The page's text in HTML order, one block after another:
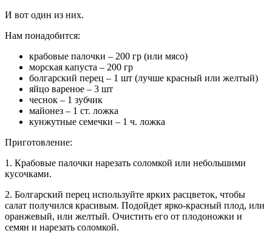
И вот один из них.
Нам понадобится:
крабовые палочки – 200 гр (или мясо)
морская капуста – 200 гр
болгарский перец – 1 шт (лучше красный или желтый)
яйцо вареное – 3 шт
чеснок – 1 зубчик
майонез – 1 ст. ложка
кунжутные семечки – 1 ч. ложка
Приготовление:
1. Крабовые палочки нарезать соломкой или небольшими
кусочками.
2. Болгарский перец используйте ярких расцветок, чтобы
салат получился красивым. Подойдет ярко-красный плод, или
оранжевый, или желтый. Очистить его от плодоножки и
семян и нарезать соломкой.